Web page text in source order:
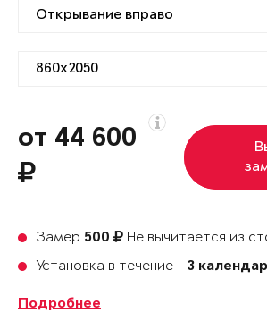
от 44 600
Замер 500
Не вычитается из
Установка в течение - 3
Подробнее